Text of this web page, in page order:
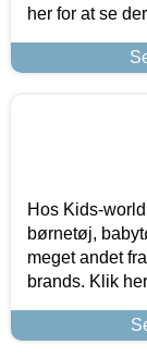
her for at se
Hos Kids-
børnetøj,
meget andet
brands. Klik